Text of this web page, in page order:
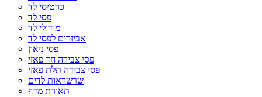
כרטיסי לד
פסי לד
מודולי לד
אביזרים לפסי לד
פסי ניאון
פסי צבירה חד פאזי
פסי צבירה תלת פאזי
שרשראות לדים
תאורת מדף